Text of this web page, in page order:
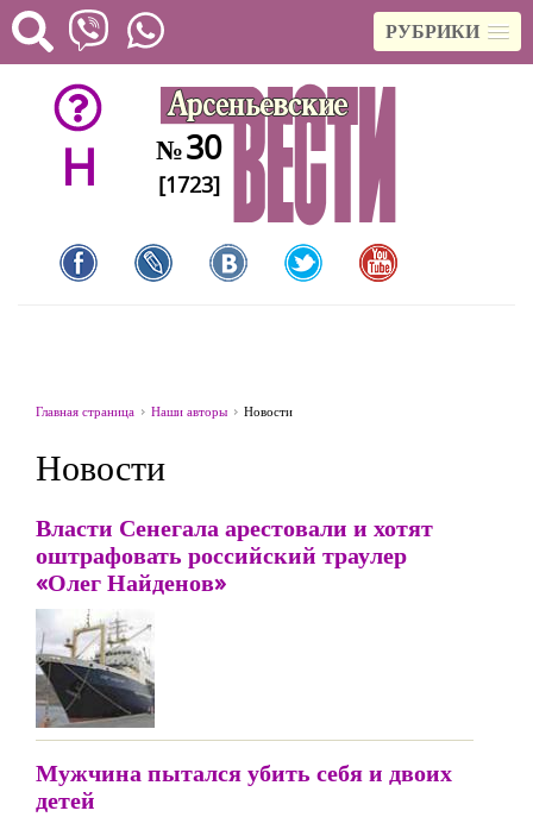
РУБРИКИ
H №30
[1723]
Главная страница Наши авторы Новости
Новости
Власти Сенегала арестовали и хотят
оштрафовать российский траулер
«Олег Найденов»
Мужчина пытался убить себя и двоих
детей